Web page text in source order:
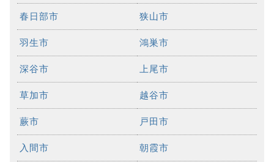
春日部市 狭山市
羽生市 鴻巣市
深谷市 上尾市
草加市 越谷市
蕨市 戸田市
入間市 朝霞市